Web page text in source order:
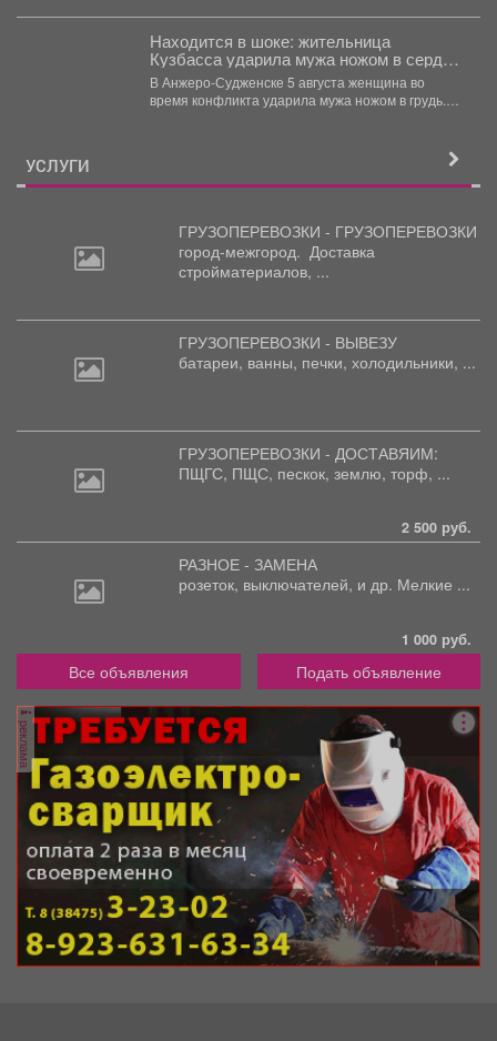
Находится в шоке: жительница
Кузбасса ударила мужа ножом в сердце
- подробности
В Анжеро-Судженске 5 августа женщина во
время конфликта ударила мужа ножом в грудь.
УСЛУГИ
ГРУЗОПЕРЕВОЗКИ - ГРУЗОПЕРЕВОЗКИ
город-межгород. Доставка
стройматериалов, ...
ГРУЗОПЕРЕВОЗКИ - ВЫВЕЗУ
батареи, ванны, печки, холодильники, ...
ГРУЗОПЕРЕВОЗКИ - ДОСТАВЯИМ:
ПЩГС, ПЩС, пескок, землю, торф, ...
2 500 руб.
РАЗНОЕ - ЗАМЕНА
розеток, выключателей, и др. Мелкие ...
1 000 руб.
Все объявления Подать объявление
реклама